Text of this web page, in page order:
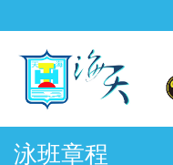
泳班章程